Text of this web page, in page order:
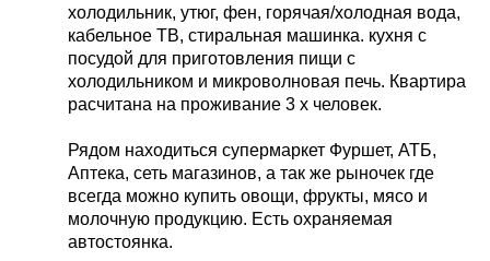
холодильник, утюг, фен, горячая/холодная вода,
кабельное ТВ, стиральная машинка. кухня с
посудой для приготовления пищи с
холодильником и микроволновая печь. Квартира
расчитана на проживание 3 х человек.
Рядом находиться супермаркет Фуршет, АТБ,
Аптека, сеть магазинов, а так же рыночек где
всегда можно купить овощи, фрукты, мясо и
молочную продукцию. Есть охраняемая
автостоянка.